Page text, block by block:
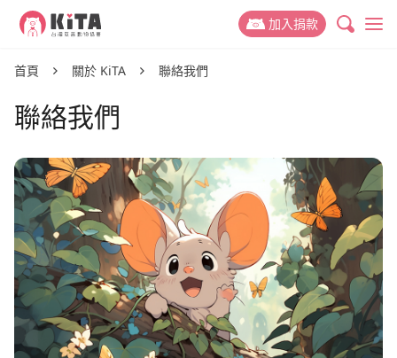
KiTA台灣友善動物協會 加入捐款
最新消息
專案新聞
活動訊息
動保議題
禁掉山豬吊
禁用黏鼠板
動物權與蔬食教育
減少動物實驗
減少動物剝削
關於 KiTA
我們的故事
我們的成員
我們的成果
聯絡我們
支持我們
捐款專案
捐款運用與徵信
活動合作
參與我們
友善動物推廣志工
好蔬福-美味健康蔬食
捐款 Q&A
首頁 關於 KiTA 聯絡我們
聯絡我們